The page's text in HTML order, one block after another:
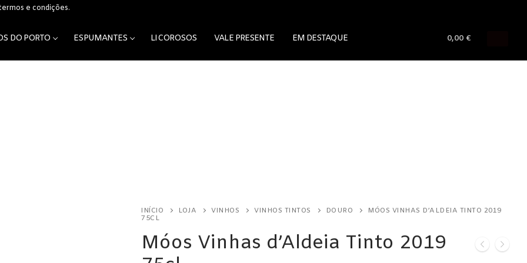
e condições.
DO PORTO ESPUMANTES LICOROSOS VALE PRESENTE EM DESTAQUE 0,00 €
INÍCIO LOJA VINHOS VINHOS TINTOS DOURO
MÓOS VINHAS D’ALDEIA TINTO 2019
75CL
Móos Vinhas d’Aldeia Tinto 2019